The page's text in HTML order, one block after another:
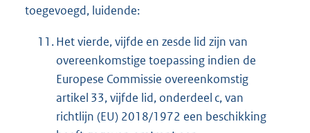
toegevoegd, luidende:
11.Het vierde, vijfde en zesde lid zijn van
overeenkomstige toepassing indien de
Europese Commissie overeenkomstig
artikel 33, vijfde lid, onderdeel c, van
richtlijn (EU) 2018/1972 een beschikking